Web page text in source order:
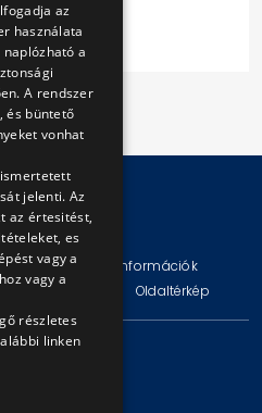
Technikai információk
Oldaltérkép
11.
15.
az
használata
a
A rendszer
és büntető
vonhat
jelenti. Az
az értesitést,
es
vagy a
vagy a
részletes
linken